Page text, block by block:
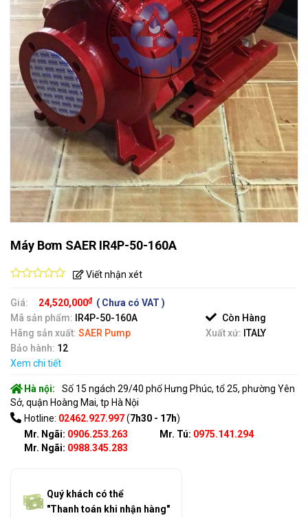
Máy Bơm SAER IR4P-50-160A
out
of
5
Viết nhận xét
Giá: 24,520,000₫ ( Chưa có VAT )
Mã sản phẩm:
IR4P-50-160A
Còn Hàng
Hãng sản xuất: SAER Pump Xuất xứ: ITALY
Bảo hành: 12
Xem chi tiết
Hà nội:
Số 15 ngách 29/40 phố Hưng Phúc, tổ 25, phường Yên
Sở, quận Hoàng Mai, tp Hà Nội
Hotline: 02462.927.997(7h30 - 17h)
Mr. Ngãi: 0906.253.263
Mr. Ngãi: 0988.345.283
Mr. Tú: 0975.141.294
Quý khách có thể
"Thanh toán khi nhận hàng"